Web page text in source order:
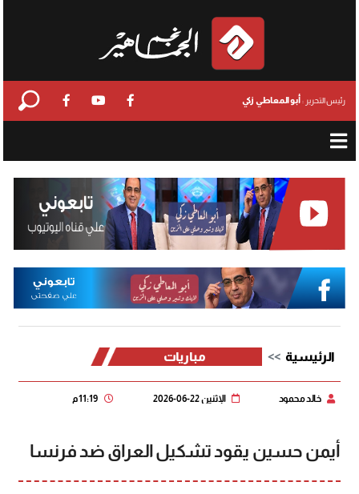
رئيس التحرير : أبو المعاطي زكي
الرئيسية مباريات
خالد محمود الإثنين 22-06-2026 11:19 م
أيمن حسين يقود تشكيل العراق ضد فرنسا